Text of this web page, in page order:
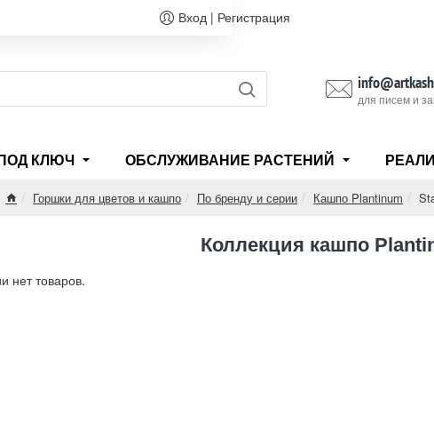
Вход | Регистрация
для писем и
КЛЮЧ ОБСЛУЖИВАНИЕ РАСТЕНИЙ
Горшки для цветов и кашпо По бренду и серии Кашпо Plantinum
Коллекция кашпо
нет товаров.